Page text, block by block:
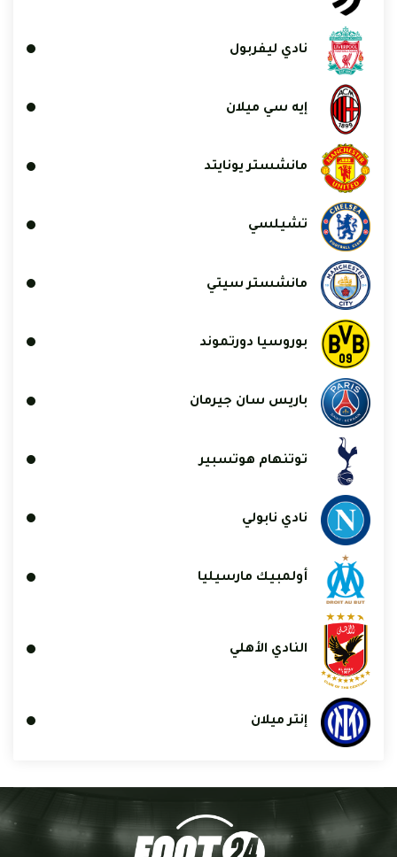
نادي ليفربول
إيه سي ميلان
مانشستر يونايتد
تشيلسي
مانشستر سيتي
بوروسيا دورتموند
باريس سان جيرمان
توتنهام هوتسبير
نادي نابولي
أولمبيك مارسيليا
النادي الأهلي
إنتر ميلان